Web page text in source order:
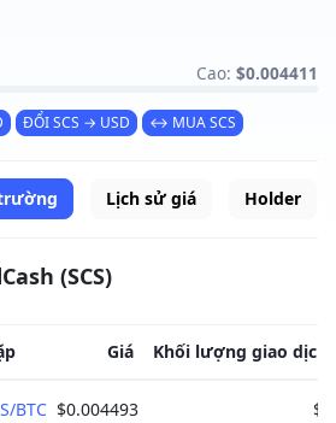
Cao: $0.004411
ĐỔI SCS → USD ↔ MUA SCS
Lịch sử giá Holder
(SCS)
Giá Khối lượng giao dịch
BTC $0.004493 $0